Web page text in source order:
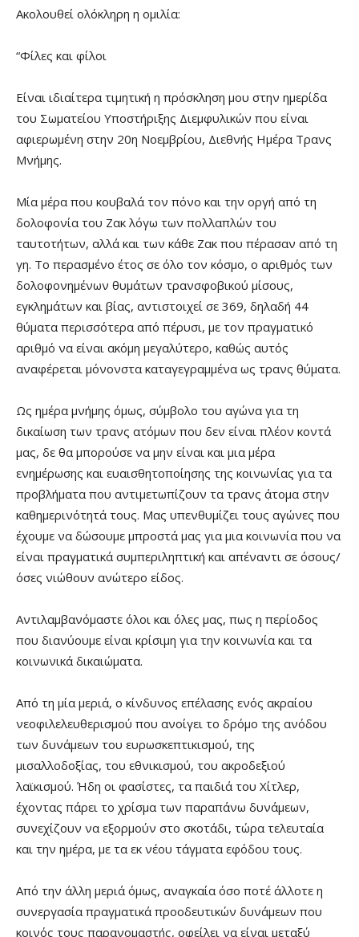
Ακολουθεί ολόκληρη η ομιλία:
“Φίλες και φίλοι
Είναι ιδιαίτερα τιμητική η πρόσκληση μου στην ημερίδα
του Σωματείου Υποστήριξης Διεμφυλικών που είναι
αφιερωμένη στην 20η Νοεμβρίου, Διεθνής Ημέρα Τρανς
Μνήμης.
Μία μέρα που κουβαλά τον πόνο και την οργή από τη
δολοφονία του Ζακ λόγω των πολλαπλών του
ταυτοτήτων, αλλά και των κάθε Ζακ που πέρασαν από τη
γη. Το περασμένο έτος σε όλο τον κόσμο, ο αριθμός των
δολοφονημένων θυμάτων τρανσφοβικού μίσους,
εγκλημάτων και βίας, αντιστοιχεί σε 369, δηλαδή 44
θύματα περισσότερα από πέρυσι, με τον πραγματικό
αριθμό να είναι ακόμη μεγαλύτερο, καθώς αυτός
αναφέρεται μόνονστα καταγεγραμμένα ως τρανς θύματα.
Ως ημέρα μνήμης όμως, σύμβολο του αγώνα για τη
δικαίωση των τρανς ατόμων που δεν είναι πλέον κοντά
μας, δε θα μπορούσε να μην είναι και μια μέρα
ενημέρωσης και ευαισθητοποίησης της κοινωνίας για τα
προβλήματα που αντιμετωπίζουν τα τρανς άτομα στην
καθημερινότητά τους. Μας υπενθυμίζει τους αγώνες που
έχουμε να δώσουμε μπροστά μας για μια κοινωνία που να
είναι πραγματικά συμπεριληπτική και απέναντι σε όσους/
όσες νιώθουν ανώτερο είδος.
Αντιλαμβανόμαστε όλοι και όλες μας, πως η περίοδος
που διανύουμε είναι κρίσιμη για την κοινωνία και τα
κοινωνικά δικαιώματα.
Από τη μία μεριά, ο κίνδυνος επέλασης ενός ακραίου
νεοφιλελευθερισμού που ανοίγει το δρόμο της ανόδου
των δυνάμεων του ευρωσκεπτικισμού, της
μισαλλοδοξίας, του εθνικισμού, του ακροδεξιού
λαϊκισμού. Ήδη οι φασίστες, τα παιδιά του Χίτλερ,
έχοντας πάρει το χρίσμα των παραπάνω δυνάμεων,
συνεχίζουν να εξορμούν στο σκοτάδι, τώρα τελευταία
και την ημέρα, με τα εκ νέου τάγματα εφόδου τους.
Από την άλλη μεριά όμως, αναγκαία όσο ποτέ άλλοτε η
συνεργασία πραγματικά προοδευτικών δυνάμεων που
κοινός τους παρανομαστής, οφείλει να είναι μεταξύ